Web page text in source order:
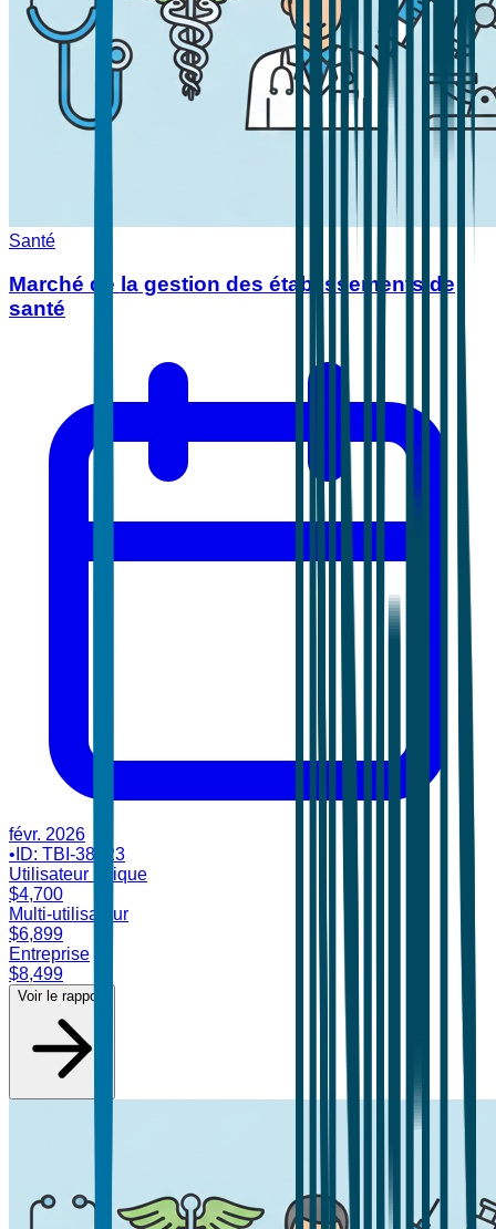
Santé
Marché de la gestion des établissements de
santé
févr. 2026
• ID: TBI-38123
Utilisateur unique
$4,700
Multi-utilisateur
$6,899
Entreprise
$8,499
Voir le rapport